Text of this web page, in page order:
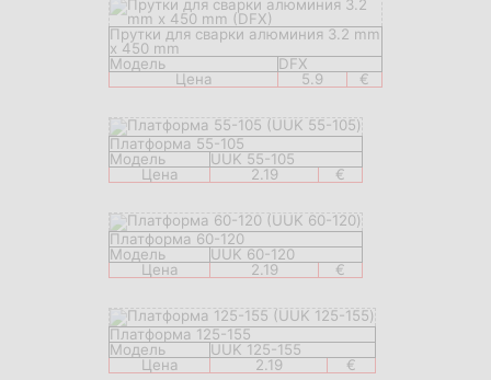
Прутки для сварки алюминия 3.2 mm
x 450 mm
Модель
DFX
Цена
5.9 €
Платформа 55-105
Модель
UUK 55-105
Цена
2.19 €
Платформа 60-120
Модель
UUK 60-120
Цена
2.19 €
Платформа 125-155
Модель
UUK 125-155
Цена
2.19 €